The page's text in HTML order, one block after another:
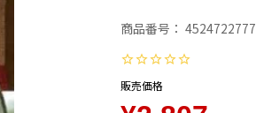
商品番号
販売価格